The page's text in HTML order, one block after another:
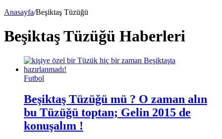
Anasayfa/Beşiktaş Tüzüğü
Beşiktaş Tüzüğü Haberleri
Futbol
Beşiktaş Tüzüğü mü ? O zaman alın
bu Tüzüğü toptan; Gelin 2015 de
konuşalım !